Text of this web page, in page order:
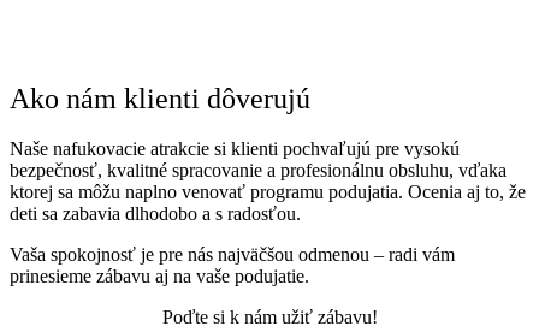
Ako nám klienti dôverujú ​
Naše nafukovacie atrakcie si klienti pochvaľujú pre vysokú
bezpečnosť, kvalitné spracovanie a profesionálnu obsluhu, vďaka
ktorej sa môžu naplno venovať programu podujatia. Ocenia aj to, že
deti sa zabavia dlhodobo a s radosťou.
Vaša spokojnosť je pre nás najväčšou odmenou – radi vám
prinesieme zábavu aj na vaše podujatie.
Poďte si k nám užiť zábavu!